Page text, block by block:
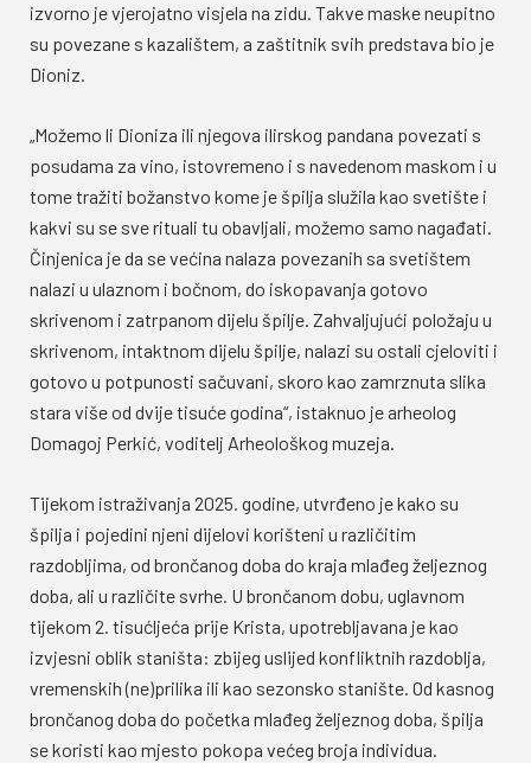
izvorno je vjerojatno visjela na zidu. Takve maske neupitno
su povezane s kazalištem, a zaštitnik svih predstava bio je
Dioniz.
„Možemo li Dioniza ili njegova ilirskog pandana povezati s
posudama za vino, istovremeno i s navedenom maskom i u
tome tražiti božanstvo kome je špilja služila kao svetište i
kakvi su se sve rituali tu obavljali, možemo samo nagađati.
Činjenica je da se većina nalaza povezanih sa svetištem
nalazi u ulaznom i bočnom, do iskopavanja gotovo
skrivenom i zatrpanom dijelu špilje. Zahvaljujući položaju u
skrivenom, intaktnom dijelu špilje, nalazi su ostali cjeloviti i
gotovo u potpunosti sačuvani, skoro kao zamrznuta slika
stara više od dvije tisuće godina“, istaknuo je arheolog
Domagoj Perkić, voditelj Arheološkog muzeja.
Tijekom istraživanja 2025. godine, utvrđeno je kako su
špilja i pojedini njeni dijelovi korišteni u različitim
razdobljima, od brončanog doba do kraja mlađeg željeznog
doba, ali u različite svrhe. U brončanom dobu, uglavnom
tijekom 2. tisućljeća prije Krista, upotrebljavana je kao
izvjesni oblik staništa: zbijeg uslijed konfliktnih razdoblja,
vremenskih (ne)prilika ili kao sezonsko stanište. Od kasnog
brončanog doba do početka mlađeg željeznog doba, špilja
se koristi kao mjesto pokopa većeg broja individua.